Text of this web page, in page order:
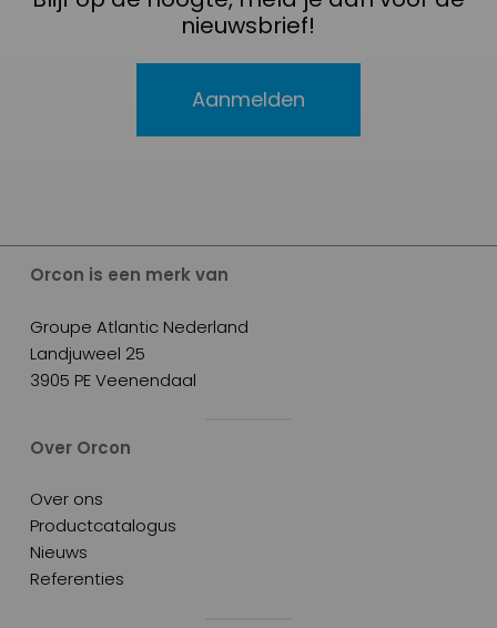
nieuwsbrief!
Aanmelden
Orcon is een merk van
Groupe Atlantic Nederland
Landjuweel 25
3905 PE Veenendaal
Over Orcon
Over ons
Productcatalogus
Nieuws
Referenties